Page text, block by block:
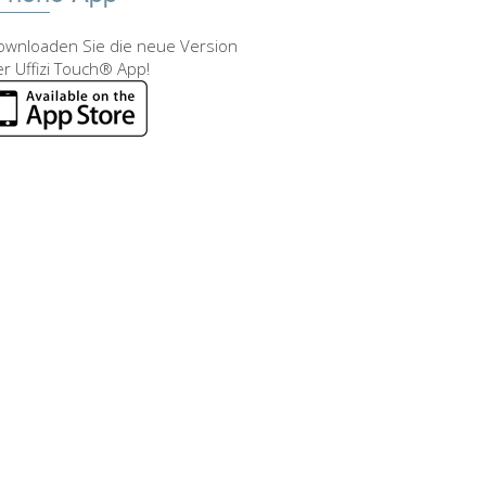
Sie die neue Version
Uffizi Touch® App!